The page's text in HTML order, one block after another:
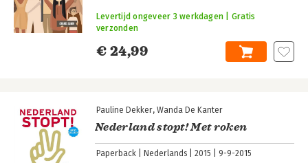
€ 24,99
Levertijd ongeveer 3 werkdagen | Gratis
verzonden
Pauline Dekker Wanda De Kanter
Nederland stopt! Met roken
Paperback Nederlands 2015 9-9-2015